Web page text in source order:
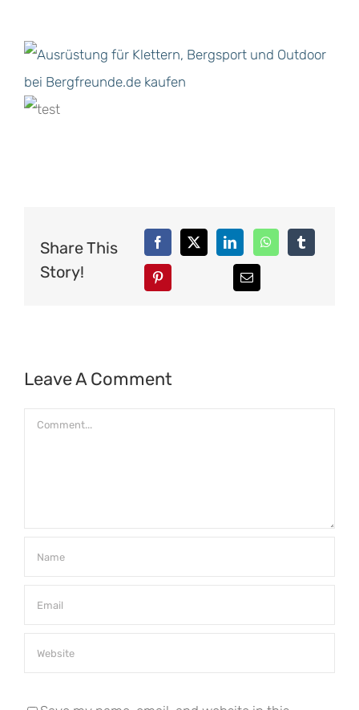
Share This
Story!
Leave A Comment
Comment